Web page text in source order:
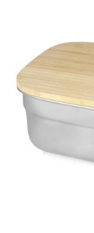
Contactar
Buscar